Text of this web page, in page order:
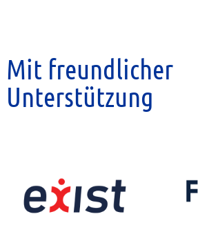
Mit freundlicher
Unterstützung